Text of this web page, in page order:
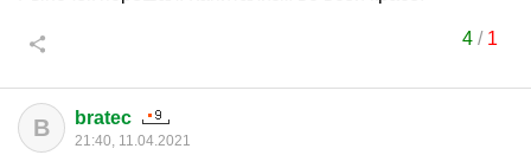
4/ 1
B bratec
21:40, 11.04.2021